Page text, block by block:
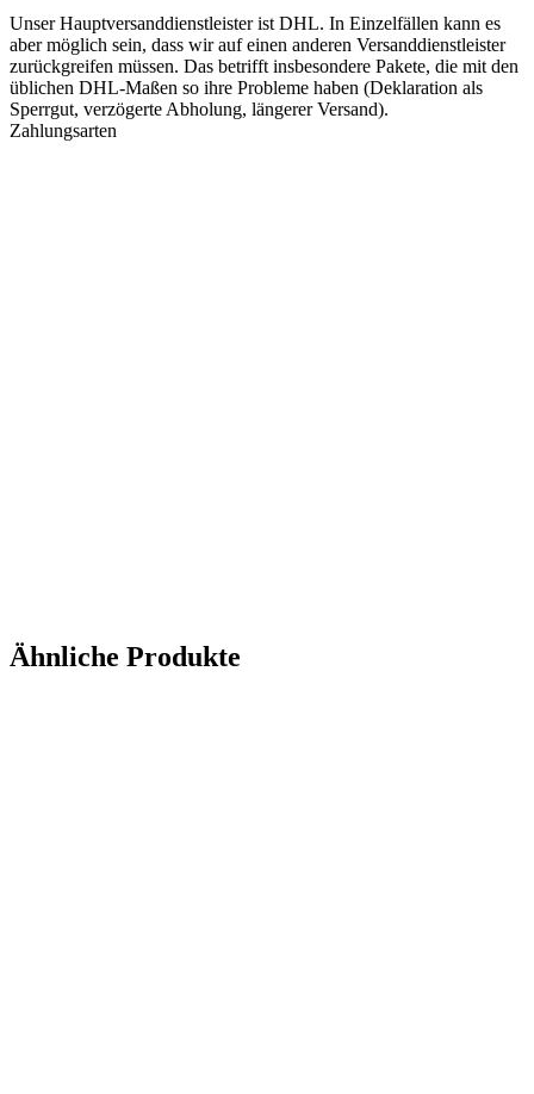
Unser Hauptversanddienstleister ist DHL. In Einzelfällen kann es
aber möglich sein, dass wir auf einen anderen Versanddienstleister
zurückgreifen müssen. Das betrifft insbesondere Pakete, die mit den
üblichen DHL-Maßen so ihre Probleme haben (Deklaration als
Sperrgut, verzögerte Abholung, längerer Versand).
Zahlungsarten
Ähnliche Produkte